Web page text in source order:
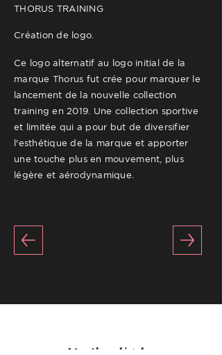
THORUS TRAINING
Création de logo.
Ce logo alternatif au logo initial de la
marque Thorus fut crée pour marquer le
lancement de la nouvelle collection
training en 2019. Une collection sportive
et limitée qui a pour but de diversifier
l'esthétique de la marque et apporter
une touche plus en mouvement, plus
légère et aérodynamique.
Mentions légales